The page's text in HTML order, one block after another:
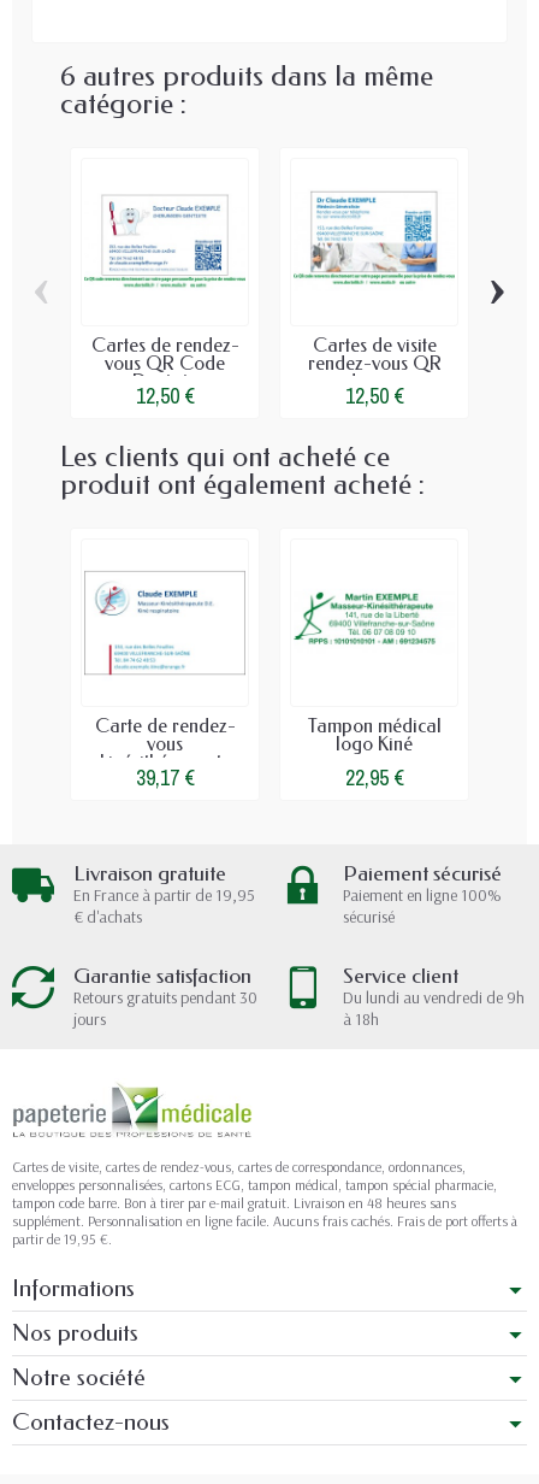
6 autres produits dans la même
catégorie :
Cartes de rendez-
vous QR Code
Dentiste
12,50 €
Cartes de visite
rendez-vous QR
code pour...
12,50 €
‹ ›
Les clients qui ont acheté ce
produit ont également acheté :
Carte de rendez-
vous
kinésithérapeute
avec...
39,17 €
Tampon médical
logo Kiné
22,95 €
Livraison gratuite
En France à partir de 19,95
€ d'achats
Paiement sécurisé
Paiement en ligne 100%
sécurisé
Garantie satisfaction
Retours gratuits pendant 30
jours
Service client
Du lundi au vendredi de 9h
à 18h
Cartes de visite, cartes de rendez-vous, cartes de correspondance, ordonnances,
enveloppes personnalisées, cartons ECG, tampon médical, tampon spécial pharmacie,
tampon code barre. Bon à tirer par e-mail gratuit. Livraison en 48 heures sans
supplément. Personnalisation en ligne facile. Aucuns frais cachés. Frais de port offerts à
partir de 19,95 €.
Informations
Nos produits
Notre société
Contactez-nous